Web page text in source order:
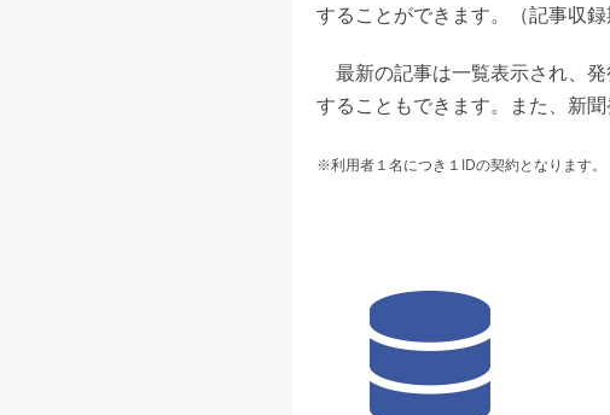
することができます。（記事収
最新の記事は一覧表示され、
することもできます。また、新
※利用者１名につき１IDの契約となります。